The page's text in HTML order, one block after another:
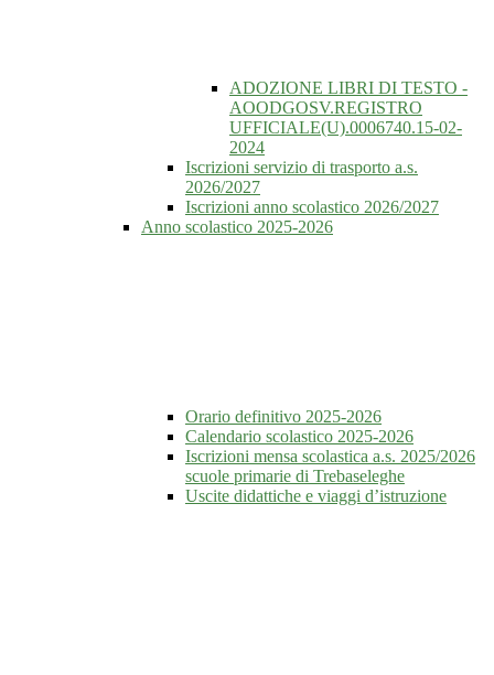
ADOZIONE LIBRI DI TESTO -
AOODGOSV.REGISTRO
UFFICIALE(U).0006740.15-02-
2024
Iscrizioni servizio di trasporto a.s.
2026/2027
Iscrizioni anno scolastico 2026/2027
Anno scolastico 2025-2026
Orario definitivo 2025-2026
Calendario scolastico 2025-2026
Iscrizioni mensa scolastica a.s. 2025/2026
scuole primarie di Trebaseleghe
Uscite didattiche e viaggi d’istruzione